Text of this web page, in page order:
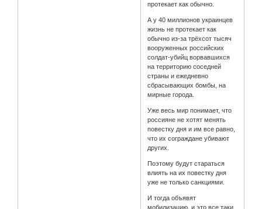
протекает как обычно.
А у 40 миллионов украинцев
жизнь не протекает как
обычно из-за трёхсот тысяч
вооруженных российских
солдат-убийц ворвавшихся
на территорию соседней
страны и ежедневно
сбрасывающих бомбы, на
мирные города.
Уже весь мир понимает, что
россияне не хотят менять
повестку дня и им все равно,
что их сограждане убивают
других.
Поэтому будут стараться
влиять на их повестку дня
уже не только санкциями.
И тогда объявят
мобилизацию, и это все таки